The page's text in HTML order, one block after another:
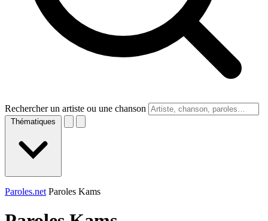
Rechercher un artiste ou une chanson
Thématiques
Paroles.net Paroles Kams